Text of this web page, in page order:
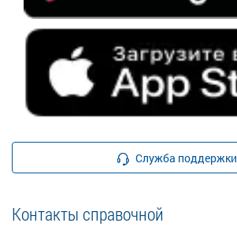
Служба поддержки
Контакты справочной